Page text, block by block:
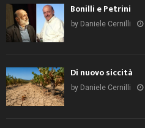
Bonilli e Petrini
by Daniele Cernilli
Di nuovo siccità
by Daniele Cernilli